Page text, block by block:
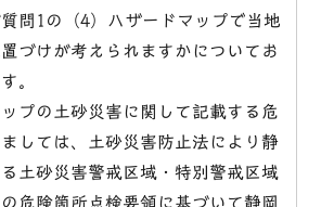
問1の（4）ハザードマップで当地
づけが考えられますかについてお
。
プの土砂災害に関して記載する危
しては、土砂災害防止法により静
土砂災害警戒区域・特別警戒区域
危険箇所点検要領に基づいて静岡